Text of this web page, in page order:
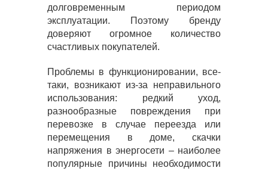
долговременным периодом
эксплуатации. Поэтому бренду
доверяют огромное количество
счастливых покупателей.
Проблемы в функционировании, все-
таки, возникают из-за неправильного
использования: редкий уход,
разнообразные повреждения при
перевозке в случае переезда или
перемещения в доме, скачки
напряжения в энергосети – наиболее
популярные причины необходимости